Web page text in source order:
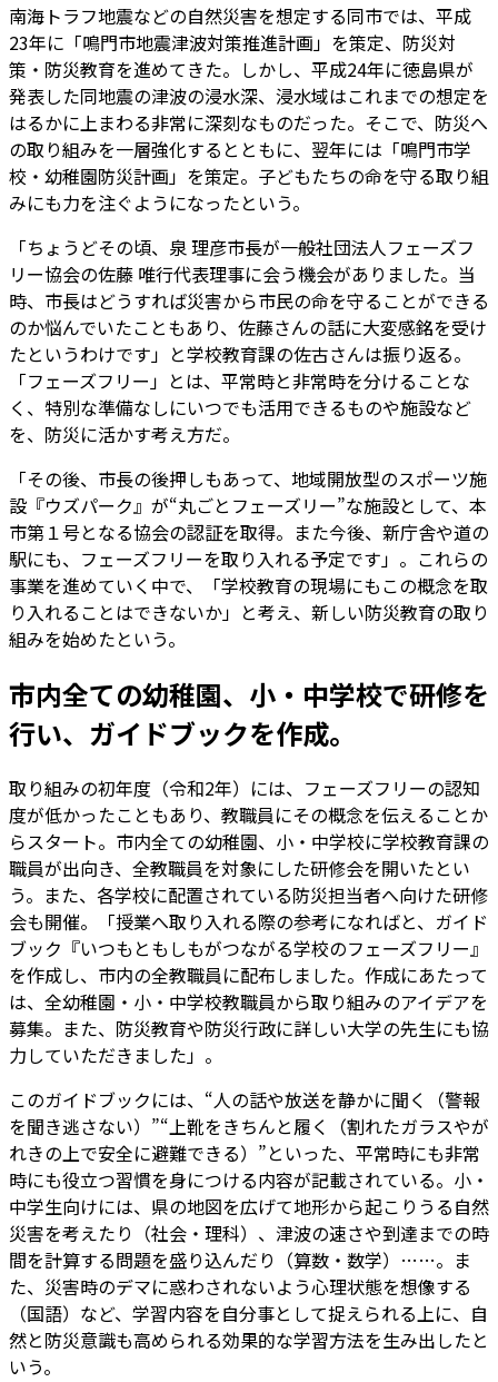
南海トラフ地震などの自然災害を想定する同市では、平成
23年に「鳴門市地震津波対策推進計画」を策定、防災対
策・防災教育を進めてきた。しかし、平成24年に徳島県が
発表した同地震の津波の浸水深、浸水域はこれまでの想定を
はるかに上まわる非常に深刻なものだった。そこで、防災へ
の取り組みを一層強化するとともに、翌年には「鳴門市学
校・幼稚園防災計画」を策定。子どもたちの命を守る取り組
みにも力を注ぐようになったという。
「ちょうどその頃、泉 理彦市長が一般社団法人フェーズフ
リー協会の佐藤 唯行代表理事に会う機会がありました。当
時、市長はどうすれば災害から市民の命を守ることができる
のか悩んでいたこともあり、佐藤さんの話に大変感銘を受け
たというわけです」と学校教育課の佐古さんは振り返る。
「フェーズフリー」とは、平常時と非常時を分けることな
く、特別な準備なしにいつでも活用できるものや施設など
を、防災に活かす考え方だ。
「その後、市長の後押しもあって、地域開放型のスポーツ施
設『ウズパーク』が“丸ごとフェーズリー”な施設として、本
市第１号となる協会の認証を取得。また今後、新庁舎や道の
駅にも、フェーズフリーを取り入れる予定です」。これらの
事業を進めていく中で、「学校教育の現場にもこの概念を取
り入れることはできないか」と考え、新しい防災教育の取り
組みを始めたという。
市内全ての幼稚園、小・中学校で研修を
行い、ガイドブックを作成。
取り組みの初年度（令和2年）には、フェーズフリーの認知
度が低かったこともあり、教職員にその概念を伝えることか
らスタート。市内全ての幼稚園、小・中学校に学校教育課の
職員が出向き、全教職員を対象にした研修会を開いたとい
う。また、各学校に配置されている防災担当者へ向けた研修
会も開催。「授業へ取り入れる際の参考になればと、ガイド
ブック『いつもともしもがつながる学校のフェーズフリー』
を作成し、市内の全教職員に配布しました。作成にあたって
は、全幼稚園・小・中学校教職員から取り組みのアイデアを
募集。また、防災教育や防災行政に詳しい大学の先生にも協
力していただきました」。
このガイドブックには、“人の話や放送を静かに聞く（警報
を聞き逃さない）”“上靴をきちんと履く（割れたガラスやが
れきの上で安全に避難できる）”といった、平常時にも非常
時にも役立つ習慣を身につける内容が記載されている。小・
中学生向けには、県の地図を広げて地形から起こりうる自然
災害を考えたり（社会・理科）、津波の速さや到達までの時
間を計算する問題を盛り込んだり（算数・数学）……。ま
た、災害時のデマに惑わされないよう心理状態を想像する
（国語）など、学習内容を自分事として捉えられる上に、自
然と防災意識も高められる効果的な学習方法を生み出したと
いう。